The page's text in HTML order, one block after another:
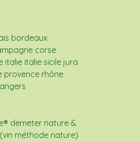
bordeaux
corse
italie italie sicile jura
provence rhône
demeter nature &
méthode nature)